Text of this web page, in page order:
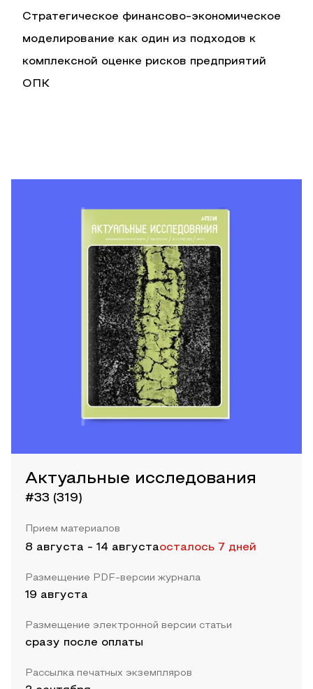
Стратегическое финансово-экономическое
моделирование как один из подходов к
комплексной оценке рисков предприятий
ОПК
Актуальные исследования
#33 (319)
Прием материалов
8 августа - 14 августаосталось 7 дней
Размещение PDF-версии журнала
19 августа
Размещение электронной версии статьи
сразу после оплаты
Рассылка печатных экземпляров